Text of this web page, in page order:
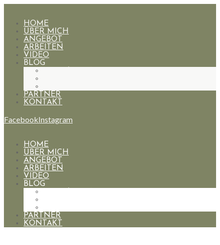
HOME
ÜBER MICH
ANGEBOT
ARBEITEN
VIDEO
BLOG
PARTNER
KONTAKT
FacebookInstagram
HOME
ÜBER MICH
ANGEBOT
ARBEITEN
VIDEO
BLOG
PARTNER
KONTAKT